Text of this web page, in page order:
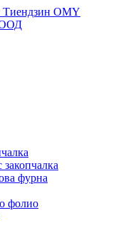
Тиендзин OMY
ООД
фурна
фолио